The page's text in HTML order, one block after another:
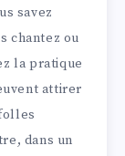
savez
chantez ou
la pratique
attirer
dans un